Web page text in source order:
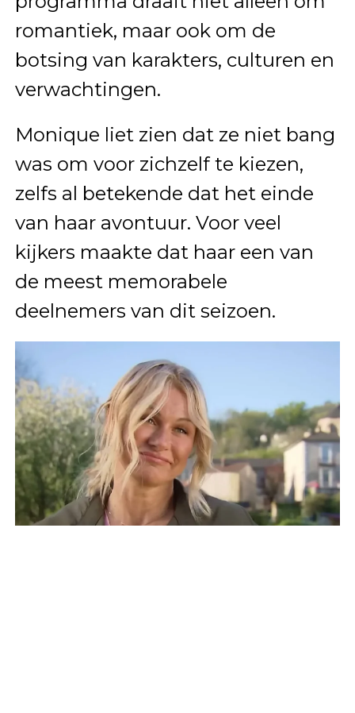
romantiek, maar ook om de
botsing van karakters, culturen en
verwachtingen.
Monique liet zien dat ze niet bang
was om voor zichzelf te kiezen,
zelfs al betekende dat het einde
van haar avontuur. Voor veel
kijkers maakte dat haar een van
de meest memorabele
deelnemers van dit seizoen.